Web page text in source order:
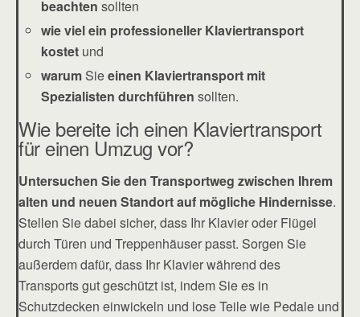
beachten sollten
wie viel ein professioneller Klaviertransport
kostetund
warumSieeinen Klaviertransport mit
Spezialisten durchführen sollten.
Wie bereite ich einen Klaviertransport
für einen Umzug vor?
Untersuchen Sie den Transportweg zwischen Ihrem
alten und neuen Standort auf mögliche Hindernisse.
Stellen Sie dabei sicher, dass Ihr Klavier oder Flügel
durch Türen und Treppenhäuser passt. Sorgen Sie
außerdem dafür, dass Ihr Klavier während des
Transports gut geschützt ist, indem Sie es in
Schutzdecken einwickeln und lose Teile wie Pedale und